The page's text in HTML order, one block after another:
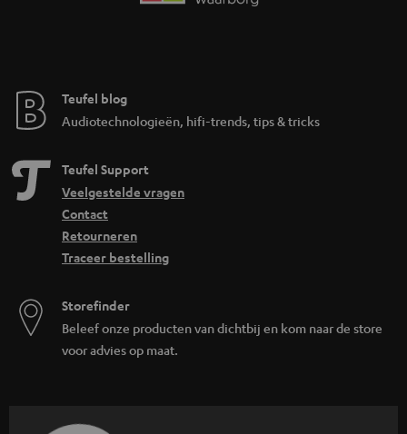
Teufel blog
Audiotechnologieën, hifi-trends, tips & tricks
Teufel Support
Veelgestelde vragen
Contact
Retourneren
Traceer bestelling
Storefinder
Beleef onze producten van dichtbij en kom naar de store
voor advies op maat.